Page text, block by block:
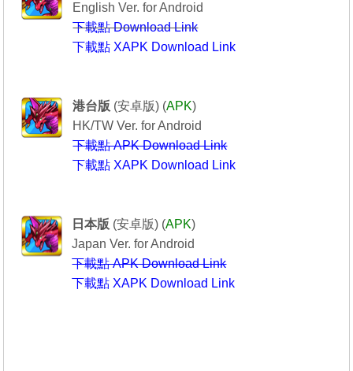
English Ver. for Android
下載點 Download Link
下載點 XAPK Download Link
港台版 (安卓版) (APK)
HK/TW Ver. for Android
下載點 APK Download Link
下載點 XAPK Download Link
日本版 (安卓版) (APK)
Japan Ver. for Android
下載點 APK Download Link
下載點 XAPK Download Link